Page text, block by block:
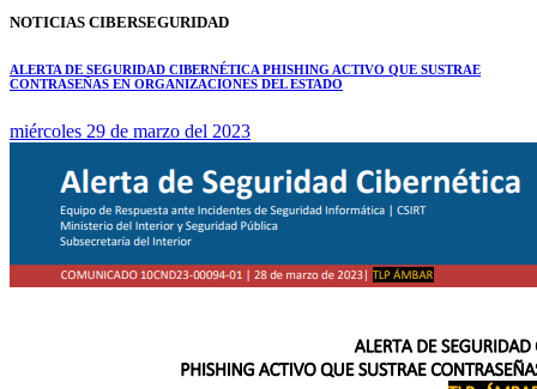
NOTICIAS CIBERSEGURIDAD
ALERTA DE SEGURIDAD CIBERNÉTICA PHISHING ACTIVO QUE SUSTRAE
CONTRASEÑAS EN ORGANIZACIONES DEL ESTADO
miércoles 29 de marzo del 2023